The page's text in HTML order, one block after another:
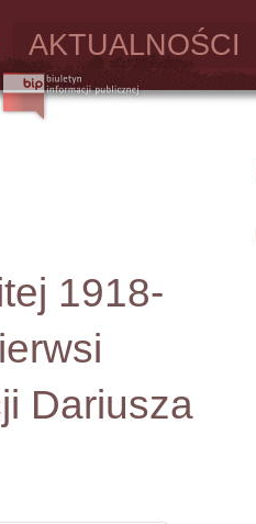
AKTUALNOŚCI
1918-
Dariusza